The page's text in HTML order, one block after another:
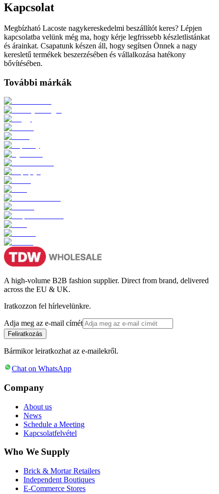
Kapcsolat
Megbízható Lacoste nagykereskedelmi beszállítót keres? Lépjen
kapcsolatba velünk még ma, hogy kérje legfrissebb készletlistánkat
és árainkat. Csapatunk készen áll, hogy segítsen Önnek a nagy
keresletű termékek beszerzésében és vállalkozása hatékony
bővítésében.
További márkák
A high-volume B2B fashion supplier. Direct from brand, delivered
across the EU & UK.
Iratkozzon fel hírlevelünkre.
Adja meg az e-mail címét
Feliratkozás
Bármikor leiratkozhat az e-mailekről.
Chat on WhatsApp
Company
About us
News
Schedule a Meeting
Kapcsolatfelvétel
Who We Supply
Brick & Mortar Retailers
Independent Boutiques
E-Commerce Stores